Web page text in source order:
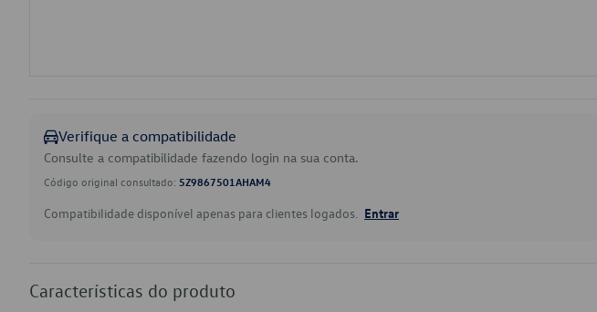
Verifique a compatibilidade
Consulte a compatibilidade fazendo login na sua conta.
Código original consultado: 5Z9867501AHAM4
Compatibilidade disponível apenas para clientes logados. Entrar
Características do produto